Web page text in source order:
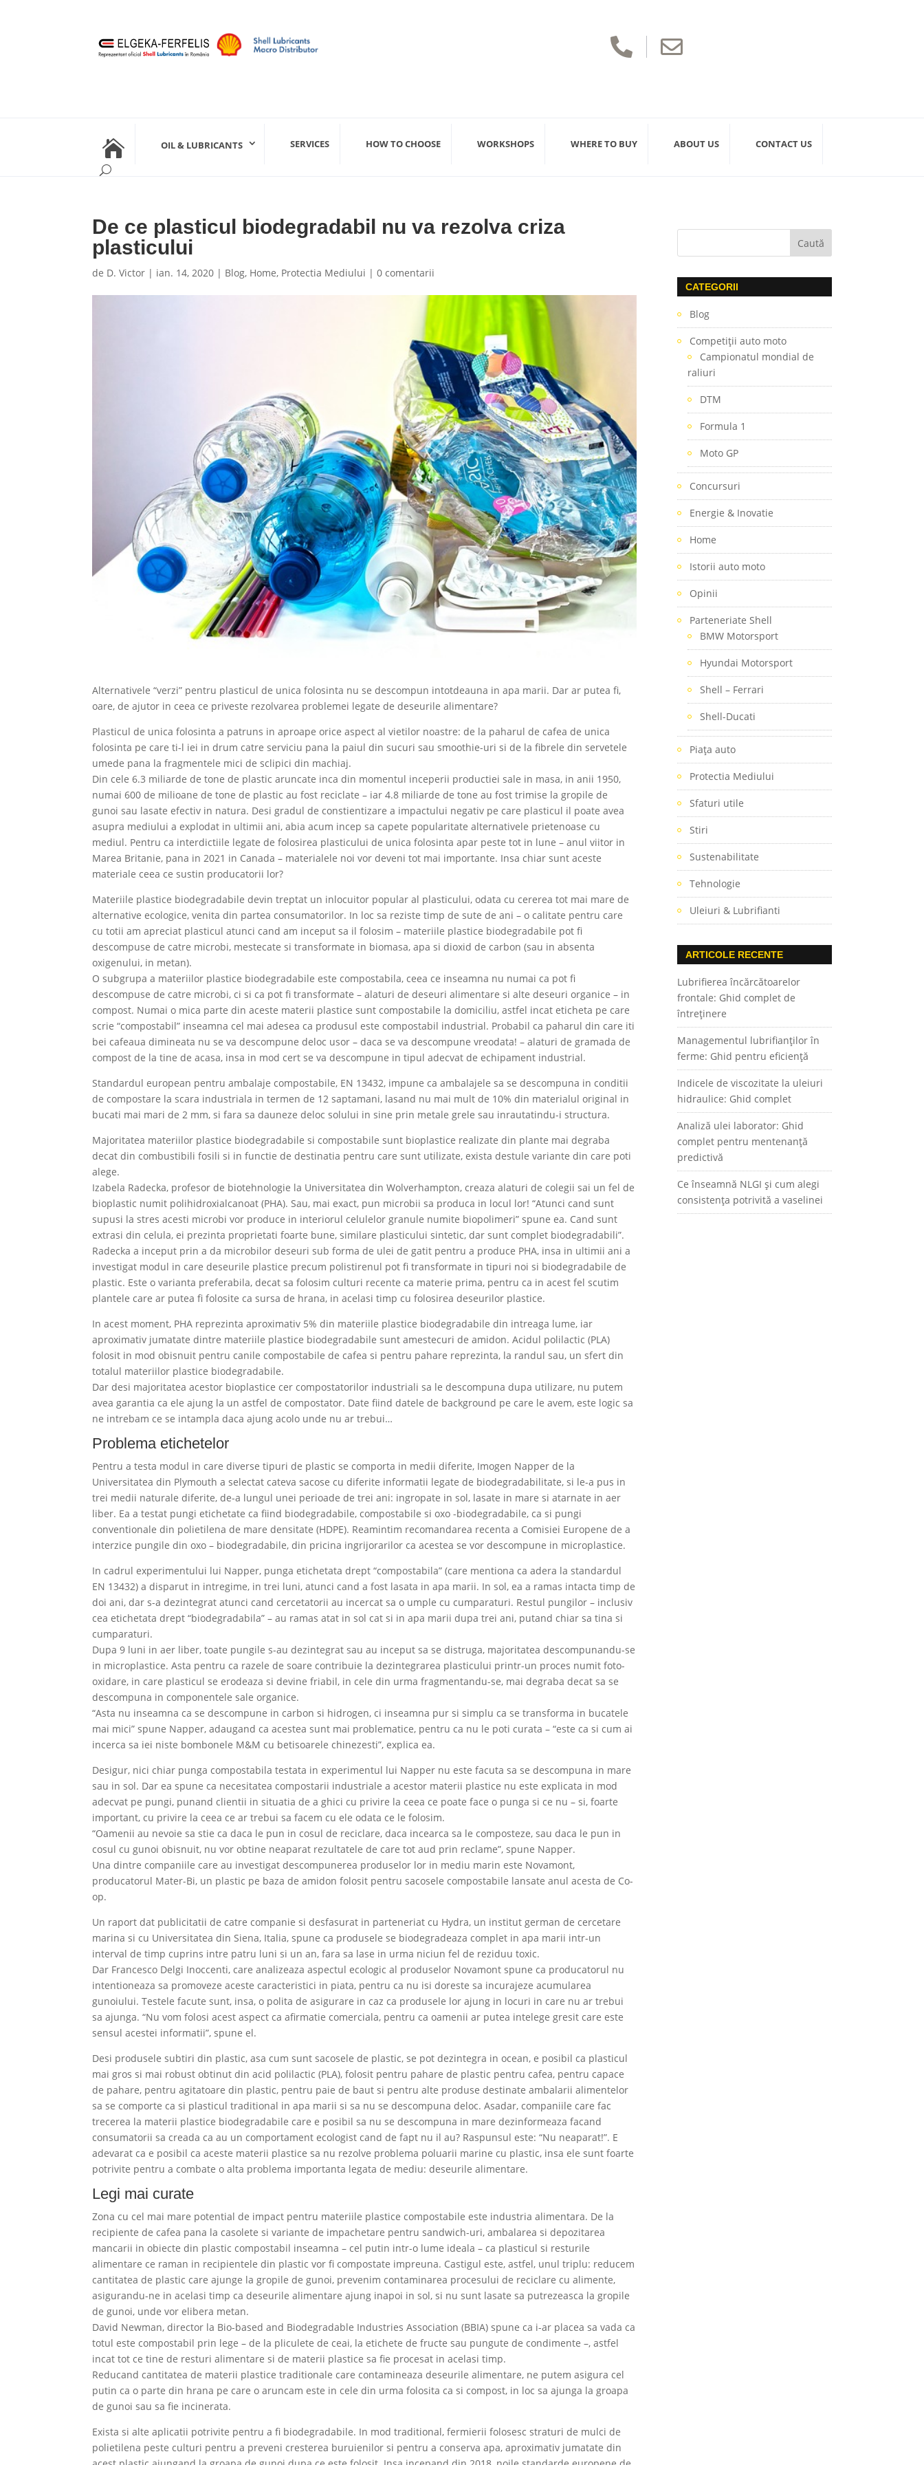
 
 OIL & LUBRICANTS SERVICES HOW TO CHOOSE WORKSHOPS WHERE TO BUY ABOUT US CONTACT US
De ce plasticul biodegradabil nu va rezolva criza
plasticului
de D. Victor | ian. 14, 2020 | Blog, Home, Protectia Mediului |0 comentarii
Alternativele “verzi” pentru plasticul de unica folosinta nu se descompun intotdeauna in apa marii. Dar ar putea fi,
oare, de ajutor in ceea ce priveste rezolvarea problemei legate de deseurile alimentare?
Plasticul de unica folosinta a patruns in aproape orice aspect al vietilor noastre: de la paharul de cafea de unica
folosinta pe care ti-l iei in drum catre serviciu pana la paiul din sucuri sau smoothie-uri si de la fibrele din servetele
umede pana la fragmentele mici de sclipici din machiaj.
Din cele 6.3 miliarde de tone de plastic aruncate inca din momentul inceperii productiei sale in masa, in anii 1950,
numai 600 de milioane de tone de plastic au fost reciclate – iar 4.8 miliarde de tone au fost trimise la gropile de
gunoi sau lasate efectiv in natura. Desi gradul de constientizare a impactului negativ pe care plasticul il poate avea
asupra mediului a explodat in ultimii ani, abia acum incep sa capete popularitate alternativele prietenoase cu
mediul. Pentru ca interdictiile legate de folosirea plasticului de unica folosinta apar peste tot in lune – anul viitor in
Marea Britanie, pana in 2021 in Canada – materialele noi vor deveni tot mai importante. Insa chiar sunt aceste
materiale ceea ce sustin producatorii lor?
Materiile plastice biodegradabile devin treptat un inlocuitor popular al plasticului, odata cu cererea tot mai mare de
alternative ecologice, venita din partea consumatorilor. In loc sa reziste timp de sute de ani – o calitate pentru care
cu totii am apreciat plasticul atunci cand am inceput sa il folosim – materiile plastice biodegradabile pot fi
descompuse de catre microbi, mestecate si transformate in biomasa, apa si dioxid de carbon (sau in absenta
oxigenului, in metan).
O subgrupa a materiilor plastice biodegradabile este compostabila, ceea ce inseamna nu numai ca pot fi
descompuse de catre microbi, ci si ca pot fi transformate – alaturi de deseuri alimentare si alte deseuri organice – in
compost. Numai o mica parte din aceste materii plastice sunt compostabile la domiciliu, astfel incat eticheta pe care
scrie “compostabil” inseamna cel mai adesea ca produsul este compostabil industrial. Probabil ca paharul din care iti
bei cafeaua dimineata nu se va descompune deloc usor – daca se va descompune vreodata! – alaturi de gramada de
compost de la tine de acasa, insa in mod cert se va descompune in tipul adecvat de echipament industrial.
Standardul european pentru ambalaje compostabile, EN 13432, impune ca ambalajele sa se descompuna in conditii
de compostare la scara industriala in termen de 12 saptamani, lasand nu mai mult de 10% din materialul original in
bucati mai mari de 2 mm, si fara sa dauneze deloc solului in sine prin metale grele sau inrautatindu-i structura.
Majoritatea materiilor plastice biodegradabile si compostabile sunt bioplastice realizate din plante mai degraba
decat din combustibili fosili si in functie de destinatia pentru care sunt utilizate, exista destule variante din care poti
alege.
Izabela Radecka, profesor de biotehnologie la Universitatea din Wolverhampton, creaza alaturi de colegii sai un fel de
bioplastic numit polihidroxialcanoat (PHA). Sau, mai exact, pun microbii sa produca in locul lor! “Atunci cand sunt
supusi la stres acesti microbi vor produce in interiorul celulelor granule numite biopolimeri” spune ea. Cand sunt
extrasi din celula, ei prezinta proprietati foarte bune, similare plasticului sintetic, dar sunt complet biodegradabili”.
Radecka a inceput prin a da microbilor deseuri sub forma de ulei de gatit pentru a produce PHA, insa in ultimii ani a
investigat modul in care deseurile plastice precum polistirenul pot fi transformate in tipuri noi si biodegradabile de
plastic. Este o varianta preferabila, decat sa folosim culturi recente ca materie prima, pentru ca in acest fel scutim
plantele care ar putea fi folosite ca sursa de hrana, in acelasi timp cu folosirea deseurilor plastice.
In acest moment, PHA reprezinta aproximativ 5% din materiile plastice biodegradabile din intreaga lume, iar
aproximativ jumatate dintre materiile plastice biodegradabile sunt amestecuri de amidon. Acidul polilactic (PLA)
folosit in mod obisnuit pentru canile compostabile de cafea si pentru pahare reprezinta, la randul sau, un sfert din
totalul materiilor plastice biodegradabile.
Dar desi majoritatea acestor bioplastice cer compostatorilor industriali sa le descompuna dupa utilizare, nu putem
avea garantia ca ele ajung la un astfel de compostator. Date fiind datele de background pe care le avem, este logic sa
ne intrebam ce se intampla daca ajung acolo unde nu ar trebui…
Problema etichetelor
Pentru a testa modul in care diverse tipuri de plastic se comporta in medii diferite, Imogen Napper de la
Universitatea din Plymouth a selectat cateva sacose cu diferite informatii legate de biodegradabilitate, si le-a pus in
trei medii naturale diferite, de-a lungul unei perioade de trei ani: ingropate in sol, lasate in mare si atarnate in aer
liber. Ea a testat pungi etichetate ca fiind biodegradabile, compostabile si oxo -biodegradabile, ca si pungi
conventionale din polietilena de mare densitate (HDPE). Reamintim recomandarea recenta a Comisiei Europene de a
interzice pungile din oxo – biodegradabile, din pricina ingrijorarilor ca acestea se vor descompune in microplastice.
In cadrul experimentului lui Napper, punga etichetata drept “compostabila” (care mentiona ca adera la standardul
EN 13432) a disparut in intregime, in trei luni, atunci cand a fost lasata in apa marii. In sol, ea a ramas intacta timp de
doi ani, dar s-a dezintegrat atunci cand cercetatorii au incercat sa o umple cu cumparaturi. Restul pungilor – inclusiv
cea etichetata drept “biodegradabila” – au ramas atat in sol cat si in apa marii dupa trei ani, putand chiar sa tina si
cumparaturi.
Dupa 9 luni in aer liber, toate pungile s-au dezintegrat sau au inceput sa se distruga, majoritatea descompunandu-se
in microplastice. Asta pentru ca razele de soare contribuie la dezintegrarea plasticului printr-un proces numit foto-
oxidare, in care plasticul se erodeaza si devine friabil, in cele din urma fragmentandu-se, mai degraba decat sa se
descompuna in componentele sale organice.
“Asta nu inseamna ca se descompune in carbon si hidrogen, ci inseamna pur si simplu ca se transforma in bucatele
mai mici” spune Napper, adaugand ca acestea sunt mai problematice, pentru ca nu le poti curata – “este ca si cum ai
incerca sa iei niste bombonele M&M cu betisoarele chinezesti”, explica ea.
Desigur, nici chiar punga compostabila testata in experimentul lui Napper nu este facuta sa se descompuna in mare
sau in sol. Dar ea spune ca necesitatea compostarii industriale a acestor materii plastice nu este explicata in mod
adecvat pe pungi, punand clientii in situatia de a ghici cu privire la ceea ce poate face o punga si ce nu – si, foarte
important, cu privire la ceea ce ar trebui sa facem cu ele odata ce le folosim.
“Oamenii au nevoie sa stie ca daca le pun in cosul de reciclare, daca incearca sa le composteze, sau daca le pun in
cosul cu gunoi obisnuit, nu vor obtine neaparat rezultatele de care tot aud prin reclame”, spune Napper.
Una dintre companiile care au investigat descompunerea produselor lor in mediu marin este Novamont,
producatorul Mater-Bi, un plastic pe baza de amidon folosit pentru sacosele compostabile lansate anul acesta de Co-
op.
Un raport dat publicitatii de catre companie si desfasurat in parteneriat cu Hydra, un institut german de cercetare
marina si cu Universitatea din Siena, Italia, spune ca produsele se biodegradeaza complet in apa marii intr-un
interval de timp cuprins intre patru luni si un an, fara sa lase in urma niciun fel de reziduu toxic.
Dar Francesco Delgi Inoccenti, care analizeaza aspectul ecologic al produselor Novamont spune ca producatorul nu
intentioneaza sa promoveze aceste caracteristici in piata, pentru ca nu isi doreste sa incurajeze acumularea
gunoiului. Testele facute sunt, insa, o polita de asigurare in caz ca produsele lor ajung in locuri in care nu ar trebui
sa ajunga. “Nu vom folosi acest aspect ca afirmatie comerciala, pentru ca oamenii ar putea intelege gresit care este
sensul acestei informatii”, spune el.
Desi produsele subtiri din plastic, asa cum sunt sacosele de plastic, se pot dezintegra in ocean, e posibil ca plasticul
mai gros si mai robust obtinut din acid polilactic (PLA), folosit pentru pahare de plastic pentru cafea, pentru capace
de pahare, pentru agitatoare din plastic, pentru paie de baut si pentru alte produse destinate ambalarii alimentelor
sa se comporte ca si plasticul traditional in apa marii si sa nu se descompuna deloc. Asadar, companiile care fac
trecerea la materii plastice biodegradabile care e posibil sa nu se descompuna in mare dezinformeaza facand
consumatorii sa creada ca au un comportament ecologist cand de fapt nu il au? Raspunsul este: “Nu neaparat!”. E
adevarat ca e posibil ca aceste materii plastice sa nu rezolve problema poluarii marine cu plastic, insa ele sunt foarte
potrivite pentru a combate o alta problema importanta legata de mediu: deseurile alimentare.
Legi mai curate
Zona cu cel mai mare potential de impact pentru materiile plastice compostabile este industria alimentara. De la
recipiente de cafea pana la casolete si variante de impachetare pentru sandwich-uri, ambalarea si depozitarea
mancarii in obiecte din plastic compostabil inseamna – cel putin intr-o lume ideala – ca plasticul si resturile
alimentare ce raman in recipientele din plastic vor fi compostate impreuna. Castigul este, astfel, unul triplu: reducem
cantitatea de plastic care ajunge la gropile de gunoi, prevenim contaminarea procesului de reciclare cu alimente,
asigurandu-ne in acelasi timp ca deseurile alimentare ajung inapoi in sol, si nu sunt lasate sa putrezeasca la gropile
de gunoi, unde vor elibera metan.
David Newman, director la Bio-based and Biodegradable Industries Association (BBIA) spune ca i-ar placea sa vada ca
totul este compostabil prin lege – de la pliculete de ceai, la etichete de fructe sau pungute de condimente –, astfel
incat tot ce tine de resturi alimentare si de materii plastice sa fie procesat in acelasi timp.
Reducand cantitatea de materii plastice traditionale care contamineaza deseurile alimentare, ne putem asigura cel
putin ca o parte din hrana pe care o aruncam este in cele din urma folosita ca si compost, in loc sa ajunga la groapa
de gunoi sau sa fie incinerata.
Exista si alte aplicatii potrivite pentru a fi biodegradabile. In mod traditional, fermierii folosesc straturi de mulci de
polietilena peste culturi pentru a preveni cresterea buruienilor si pentru a conserva apa, aproximativ jumatate din
CATEGORII
Blog
Competiţii auto moto
Campionatul mondial de
raliuri
DTM
Formula 1
Moto GP
Concursuri
Energie & Inovatie
Home
Istorii auto moto
Opinii
Parteneriate Shell
BMW Motorsport
Hyundai Motorsport
Shell – Ferrari
Shell-Ducati
Piaţa auto
Protectia Mediului
Sfaturi utile
Stiri
Sustenabilitate
Tehnologie
Uleiuri & Lubrifianti
ARTICOLE RECENTE
Lubrifierea încărcătoarelor
frontale: Ghid complet de
întreținere
Managementul lubrifianților în
ferme: Ghid pentru eficiență
Indicele de viscozitate la uleiuri
hidraulice: Ghid complet
Analiză ulei laborator: Ghid
complet pentru mentenanță
predictivă
Ce înseamnă NLGI și cum alegi
consistența potrivită a vaselinei